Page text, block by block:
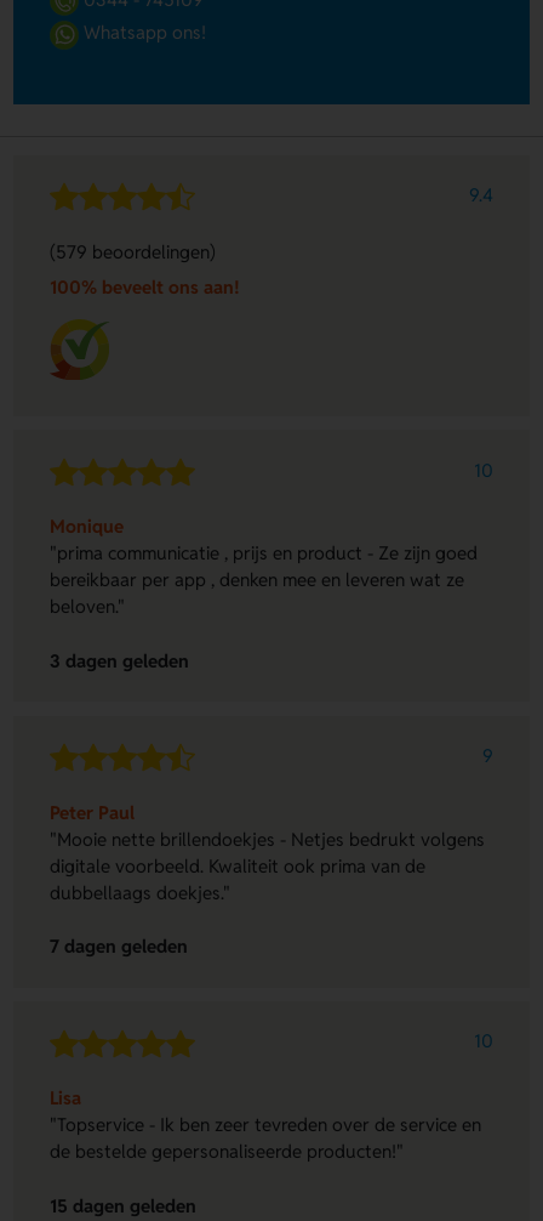
Whatsapp ons!
9.4
(579 beoordelingen)
100% beveelt ons aan!
10
Monique
"prima communicatie , prijs en product - Ze zijn goed
bereikbaar per app , denken mee en leveren wat ze
beloven."
3 dagen geleden
9
Peter Paul
"Mooie nette brillendoekjes - Netjes bedrukt volgens
digitale voorbeeld. Kwaliteit ook prima van de
dubbellaags doekjes."
7 dagen geleden
10
Lisa
"Topservice - Ik ben zeer tevreden over de service en
de bestelde gepersonaliseerde producten!"
15 dagen geleden